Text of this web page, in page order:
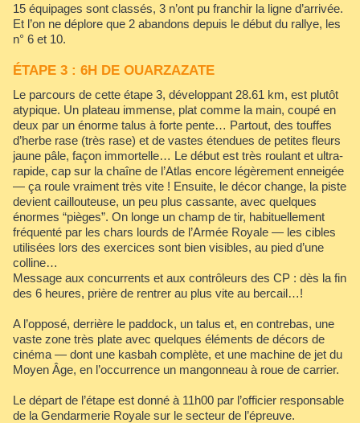
15 équipages sont classés, 3 n’ont pu franchir la ligne d’arrivée.
Et l’on ne déplore que 2 abandons depuis le début du rallye, les
n° 6 et 10.
ÉTAPE 3 : 6H DE OUARZAZATE
Le parcours de cette étape 3, développant 28.61 km, est plutôt
atypique. Un plateau immense, plat comme la main, coupé en
deux par un énorme talus à forte pente… Partout, des touffes
d’herbe rase (très rase) et de vastes étendues de petites fleurs
jaune pâle, façon immortelle… Le début est très roulant et ultra-
rapide, cap sur la chaîne de l’Atlas encore légèrement enneigée
— ça roule vraiment très vite ! Ensuite, le décor change, la piste
devient caillouteuse, un peu plus cassante, avec quelques
énormes “pièges”. On longe un champ de tir, habituellement
fréquenté par les chars lourds de l’Armée Royale — les cibles
utilisées lors des exercices sont bien visibles, au pied d’une
colline…
Message aux concurrents et aux contrôleurs des CP : dès la fin
des 6 heures, prière de rentrer au plus vite au bercail…!
A l’opposé, derrière le paddock, un talus et, en contrebas, une
vaste zone très plate avec quelques éléments de décors de
cinéma — dont une kasbah complète, et une machine de jet du
Moyen Âge, en l’occurrence un mangonneau à roue de carrier.
Le départ de l’étape est donné à 11h00 par l’officier responsable
de la Gendarmerie Royale sur le secteur de l’épreuve.